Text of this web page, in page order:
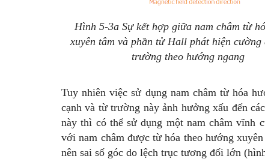
Hình 5-3a Sự kết hợp giữa nam châm từ
xuyên tâm và phần tử Hall phát hiện cường
trường theo hướng ngang
Tuy nhiên việc sử dụng nam châm từ hóa
cạnh và từ trường này ảnh hưởng xấu đến
này thì có thể sử dụng một nam châm vĩnh
với nam châm được từ hóa theo hướng
nên sai số góc do lệch trục tương đối lớn